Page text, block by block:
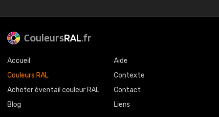
CouleursRAL.fr
Accueil
Couleurs RAL
Acheter éventail couleur RAL
Blog
Aide
Contexte
Contact
Liens